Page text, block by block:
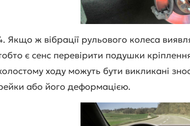
Якщо ж вібрації рульового колеса
є сенс перевірити подушки
ходу можуть бути викликані
або його деформацією.